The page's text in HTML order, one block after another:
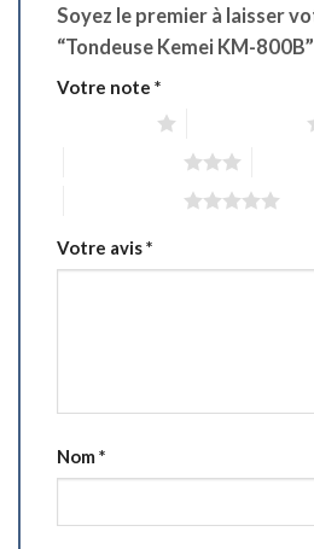
Soyez le premier à laisser
“Tondeuse Kemei KM-800B”
Votre note *
Votre avis*
Nom*